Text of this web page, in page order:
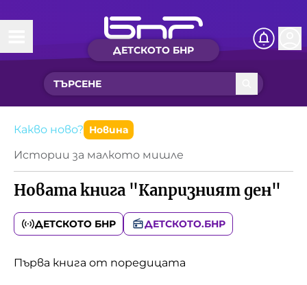
ДЕТСКОТО БНР
Начало
Какво ново?
Рубрики с вълшебства
Детско радио
Новините на детски език
Какво ново? Новина
Истории за малкото мишле
Новата книга "Капризният ден"
ДЕТСКОТО БНР ДЕТСКОТО.БНР
Първа книга от поредицата